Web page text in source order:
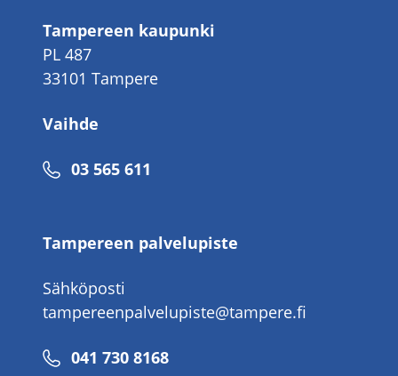
Tampereen kaupunki
PL 487
33101 Tampere
Vaihde
Puhelinnumero
03 565 611
Tampereen palvelupiste
Sähköposti
tampereenpalvelupiste@tampere.fi
Puhelinnumero
041 730 8168